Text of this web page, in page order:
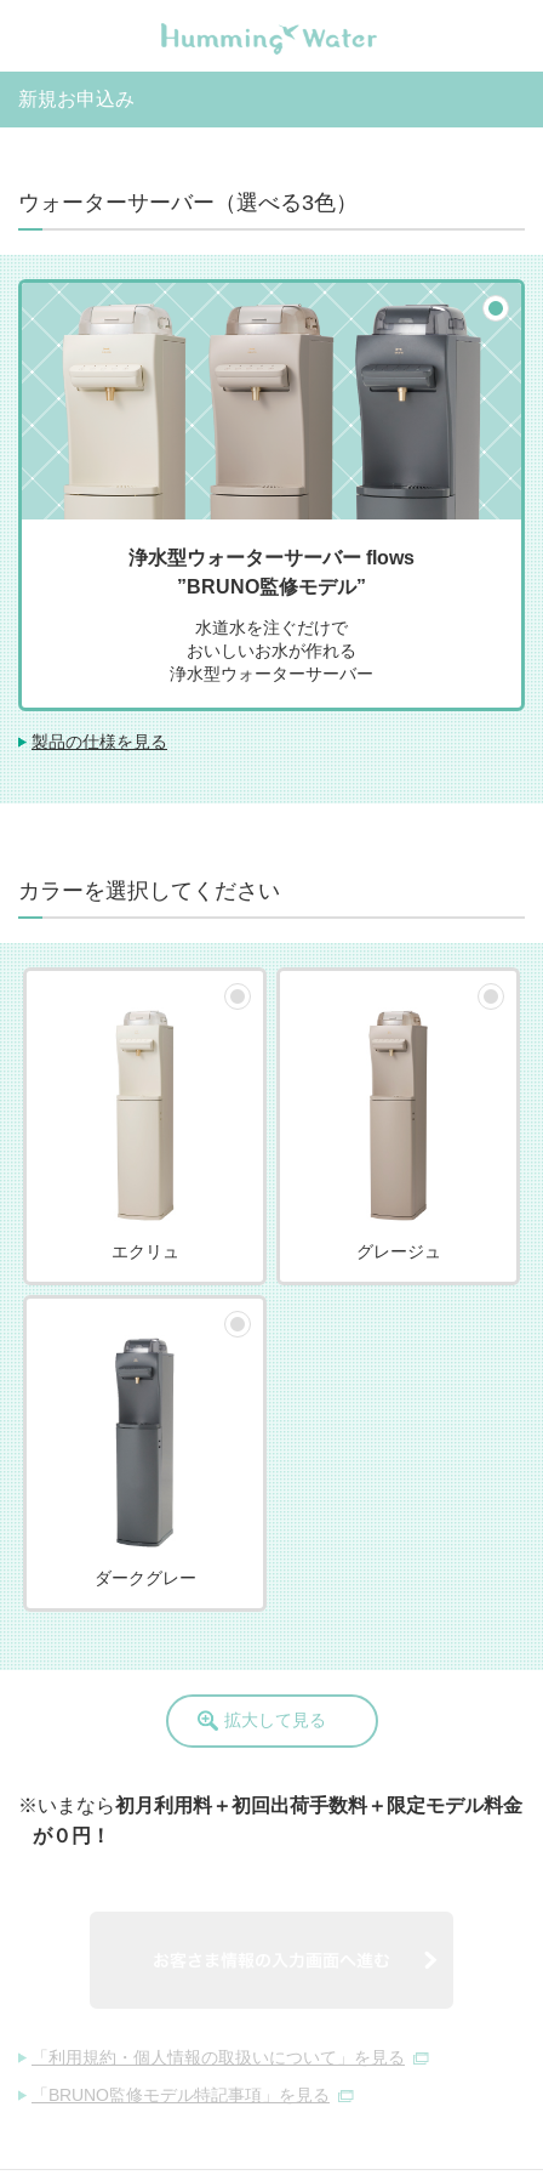
新規お申込み
ウォーターサーバー（選べる3色）
浄水型ウォーターサーバー flows
”BRUNO監修モデル”
水道水を注ぐだけで
おいしいお水が作れる
浄水型ウォーターサーバー
製品の仕様を見る
カラーを選択してください
エクリュ グレージュ
ダークグレー
拡大して見る
※いまなら初月利用料＋初回出荷手数料＋限定モデル料金
が０円！
「利用規約・個人情報の取扱いについて」を見る
「BRUNO監修モデル特記事項」を見る